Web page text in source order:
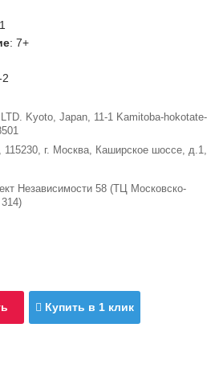
: 7+
2
Kyoto, Japan, 11-1 Kamitoba-hokotate-
г. Москва, Каширское шоссе, д.1,
Независимости 58 (ТЦ Московско-
Купить в 1 клик